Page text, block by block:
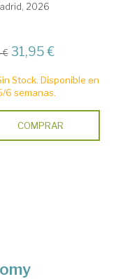
2026
€ 31,95 €
Stock. Disponible en
6 semanas.
COMPRAR